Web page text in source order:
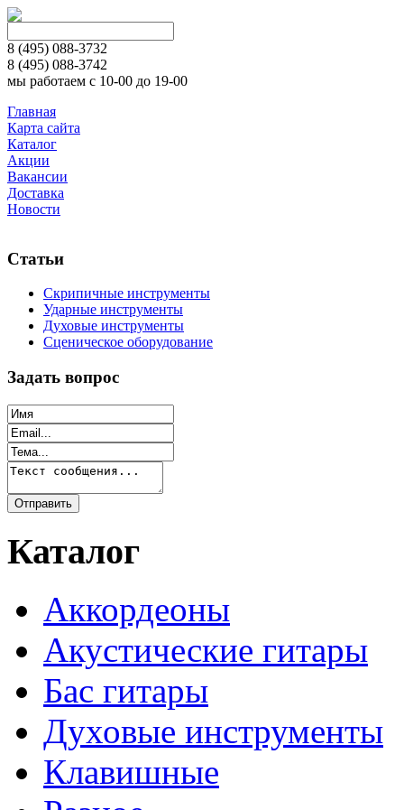
8 (495) 088-3732
8 (495) 088-3742
мы работаем с 10-00 до 19-00
Главная
Карта сайта
Каталог
Акции
Вакансии
Доставка
Новости
Статьи
Скрипичные инструменты
Ударные инструменты
Духовые инструменты
Сценическое оборудование
Задать вопрос
Каталог
Аккордеоны
Акустические гитары
Бас гитары
Духовые инструменты
Клавишные